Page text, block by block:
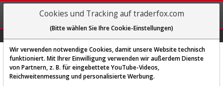
REGIS-
TRIEREN
Diese Funktion ist nur für
Cookies und Tracking auf traderfox.com
(Bitte wählen Sie Ihre Cookie-Einstellungen)
Wir verwenden notwendige Cookies, damit unsere Website technisch
funktioniert. Mit Ihrer Einwilligung verwenden wir außerdem Dienste
von Partnern, z. B. für eingebettete YouTube-Videos,
Reichweitenmessung und personalisierte Werbung.